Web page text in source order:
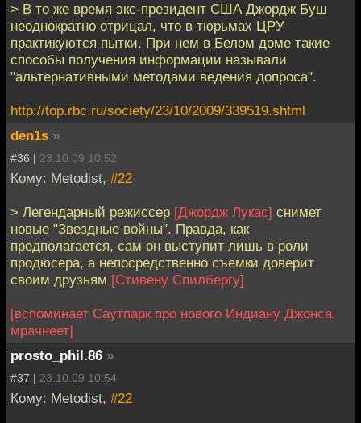
> В то же время экс-президент США Джордж Буш
неоднократно отрицал, что в тюрьмах ЦРУ
практикуются пытки. При нем в Белом доме такие
способы получения информации называли
"альтернативными методами ведения допроса".
http://top.rbc.ru/society/23/10/2009/339519.shtml
den1s »
#36 | 23.10.09 10:52
Кому: Metodist, #22
> Легендарный режиссер [Джордж Лукас] снимет
новые "Звездные войны". Правда, как
предполагается, сам он выступит лишь в роли
продюсера, а непосредственно съемки доверит
своим друзьям [Стивену Спилбергу]
[вспоминает Саутпарк про нового Индиану Джонса,
мрачнеет]
prosto_phil.86 »
#37 | 23.10.09 10:54
Кому: Metodist, #22